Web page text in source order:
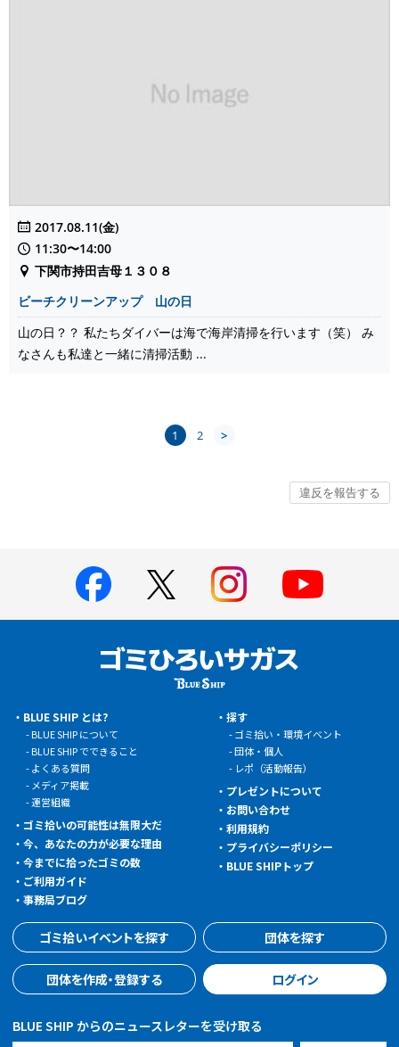
2017.08.11(金)
11:30〜14:00
下関市持田吉母１３０８
ビーチクリーンアップ 山の日
山の日？？ 私たちダイバーは海で海岸清掃を行います（笑） み
なさんも私達と一緒に清掃活動 ...
1 2 >
BLUE SHIP とは?
BLUE SHIP について
BLUE SHIP でできること
よくある質問
メディア掲載
運営組織
ゴミ拾いの可能性は無限大だ
今、あなたの力が必要な理由
今までに拾ったゴミの数
ご利用ガイド
事務局ブログ
探す
ゴミ拾い・環境イベント
団体・個人
レポ（活動報告）
プレゼントについて
お問い合わせ
利用規約
プライバシーポリシー
BLUE SHIPトップ
ゴミ拾いイベントを探す 団体を探す
団体を作成・登録する ログイン
BLUE SHIP からのニュースレターを受け取る